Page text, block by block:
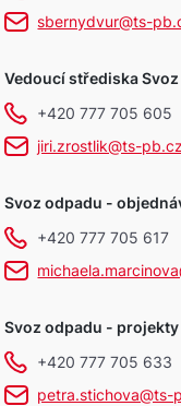
sbernydvur@ts-
Vedoucí střediska
+420 777 705 605
jiri.zrostlik@ts-pb.cz
Svoz odpadu -
+420 777 705 617
Svoz odpadu - projekty
+420 777 705 633
petra.stichova@ts-